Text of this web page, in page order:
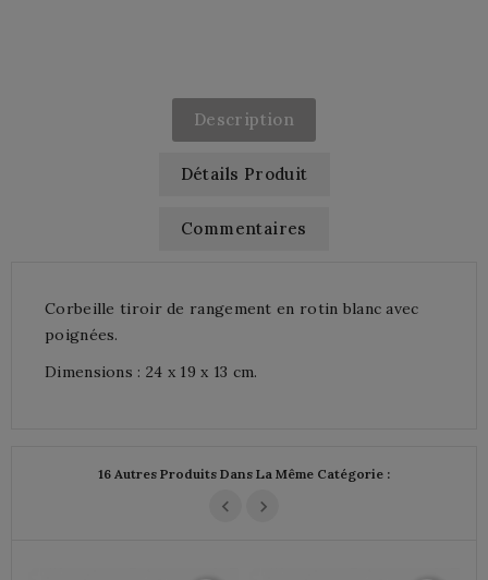
Description
Détails Produit
Commentaires
Corbeille tiroir de rangement en rotin blanc avec
poignées.
Dimensions : 24 x 19 x 13 cm.
16 Autres Produits Dans La Même Catégorie :